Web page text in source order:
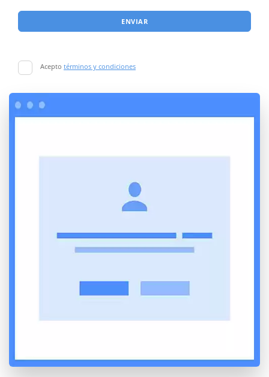
ENVIAR
Acepto términos y condiciones